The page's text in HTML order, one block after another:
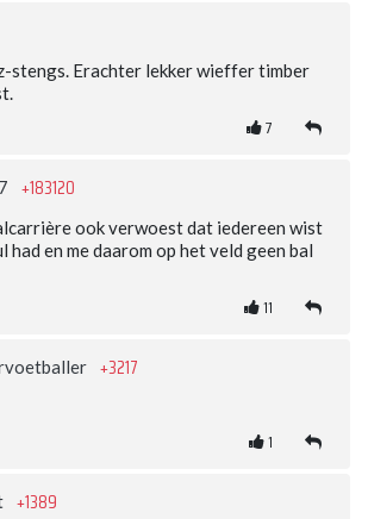
stengs. Erachter lekker wieffer timber
7
+183120
ook verwoest dat iedereen wist
had en me daarom op het veld geen bal
11
+3217
1
+1389